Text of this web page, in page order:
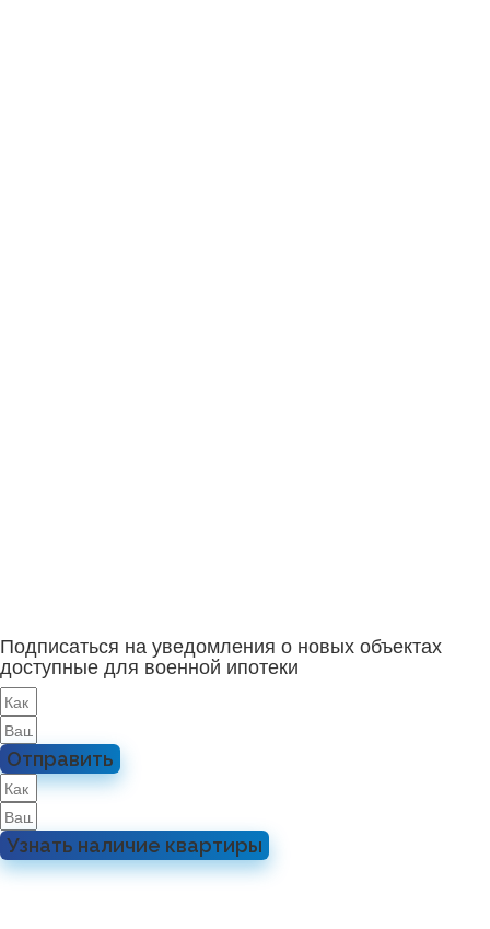
Подписаться на уведомления о новых объектах
доступные для военной ипотеки
Отправить
Узнать наличие квартиры